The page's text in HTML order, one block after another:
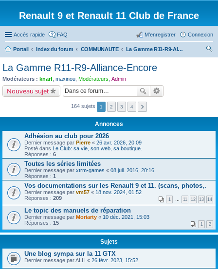
Renault 9 et Renault 11 Club de France
Accès rapide FAQ Connexion
M’enregistrer
Portail Index du forum COMMUNAUTE
La Gamme R11-R9-Alliance-Encore
La Gamme R11-R9-Alliance-Encore
Modérateurs : knarf maxinou Modérateurs Admin
Nouveau sujet
164 sujets 1 2 3 4
Annonces
Adhésion au club pour 2026
Dernier message par Pierre « 26 avr. 2026, 20:09
Posté dans Le Club: sa vie, son web, sa boutique.
Réponses : 6
Toutes les séries limitées
Dernier message par xtrm-games « 08 juil. 2016, 20:16
Réponses : 1
Vos documentations sur les Renault 9 et 11. (scans, photos,.
Dernier message par vm57 « 18 nov. 2024, 01:52
Réponses : 209 1 11 12 13 14
Le topic des manuels de réparation
Dernier message par Moriarty « 10 déc. 2021, 15:03
Réponses : 15 1 2
Sujets
Une blog sympa sur la 11 GTX
Dernier message parALH « 26 févr. 2023, 15:52